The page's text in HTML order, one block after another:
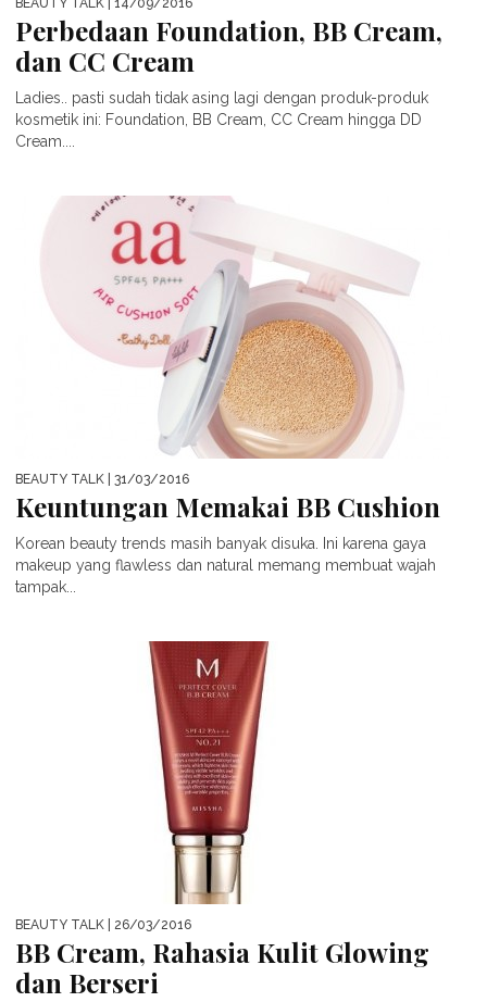
BEAUTY TALK | 14/09/2016
Perbedaan Foundation, BB Cream,
dan CC Cream
Ladies.. pasti sudah tidak asing lagi dengan produk-produk
kosmetik ini: Foundation, BB Cream, CC Cream hingga DD
Cream....
BEAUTY TALK | 31/03/2016
Keuntungan Memakai BB Cushion
Korean beauty trends masih banyak disuka. Ini karena gaya
makeup yang flawless dan natural memang membuat wajah
tampak...
BEAUTY TALK | 26/03/2016
BB Cream, Rahasia Kulit Glowing
dan Berseri